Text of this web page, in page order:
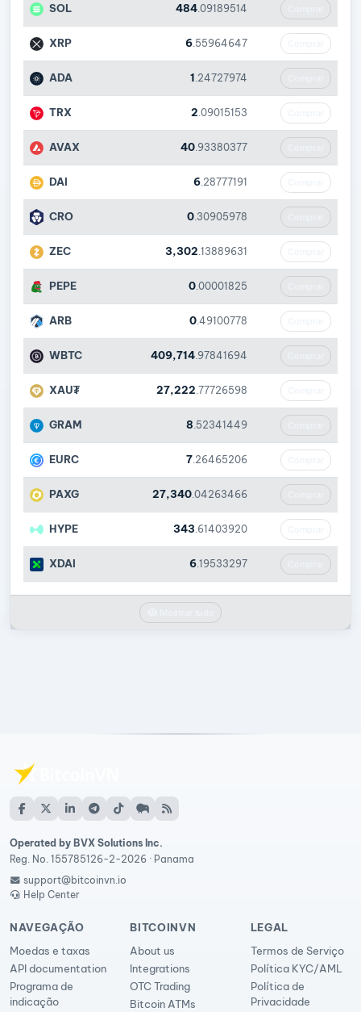
SOL 484 .09189514
XRP 6 .55964647
ADA 1 .24727974
TRX 2 .09015153
AVAX 40 .93380377
DAI 6 .28777191
CRO 0 .30905978
ZEC 3,302 .13889631
PEPE 0 .00001825
ARB 0 .49100778
WBTC 409,714 .97841694
XAU₮ 27,222 .77726598
GRAM 8 .52341449
EURC 7 .26465206
PAXG 27,340 .04263466
HYPE 343 .61403920
XDAI 6 .19533297
Operated by BVX Solutions Inc.
Reg. No. 155785126-2-2026 · Panama
support@bitcoinvn.io
Help Center
NAVEGAÇÃO
Moedas e taxas
API documentation
Programa de
indicação
BITCOINVN
About us
Integrations
OTC Trading
Bitcoin ATMs
LEGAL
Termos de Serviço
Política KYC/AML
Política de
Privacidade